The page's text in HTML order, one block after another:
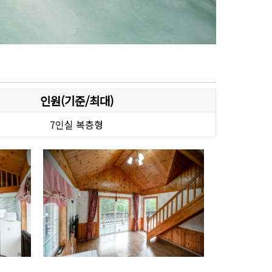
인원(기준/최대)
7인실 복층형